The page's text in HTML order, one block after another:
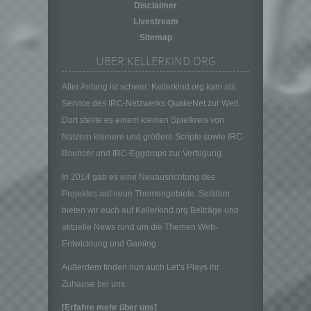
Disclaimer
Livestream
Sitemap
ÜBER KELLERKIND.ORG
Aller Anfang ist schwer: Kellerkind.org kam als
Service des IRC-Netzwerks QuakeNet zur Welt.
Dort stellte es einem kleinen Spielkreis von
Nutzern kleinere und größere Scripte sowie IRC-
Bouncer und IRC-Eggdrops zur Verfügung.
In 2014 gab es eine Neuausrichtung des
Projektes auf neue Themengebiete. Seitdem
bieten wir euch auf Kellerkind.org Beiträge und
aktuelle News rund um die Themen Web-
Entwicklung und Gaming.
Außerdem finden nun auch Let’s Plays ihr
Zuhause bei uns.
[Erfahre mehr über uns]
oder andere Stelle, die allein oder
gemeinsam mit anderen über die Zwecke
und Mittel der Verarbeitung von
personenbezogenen Daten entscheidet.
Sind die Zwecke und Mittel dieser
das Recht der Mitgliedstaaten vorgegeben,
so kann der Verantwortliche
beziehungsweise können die bestimmten
Kriterien seiner Benennung nach dem
Mitgliedstaaten vorgesehen werden.
h) Auftragsverarbeiter
Auftragsverarbeiter ist eine natürliche oder
juristische Person, Behörde, Einrichtung
oder andere Stelle, die personenbezogene
verarbeitet.